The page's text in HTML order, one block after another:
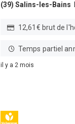
(39) Salins-les-Bains
12,61€ brut de
Temps partiel
il y a 2 mois